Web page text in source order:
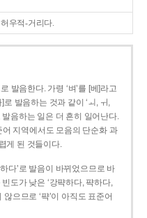
허우적-거리다.
발음한다. 가령 ‘벼’를 [베]라고
로 발음하는 것과 같이 ‘ㅚ, ㅟ,
음하는 일은 더 흔히 일어난다.
지역에서도 모음의 단순화 과
게 된 것들이다.
다’로 발음이 바뀌었으므로 바
도가 낮은 ‘강퍅하다, 퍅하다,
않으므로 ‘퍅’이 아직도 표준어